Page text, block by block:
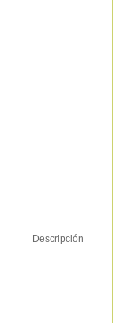
Descripción